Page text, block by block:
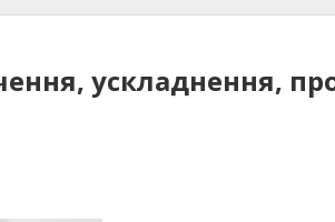
ускладнення,